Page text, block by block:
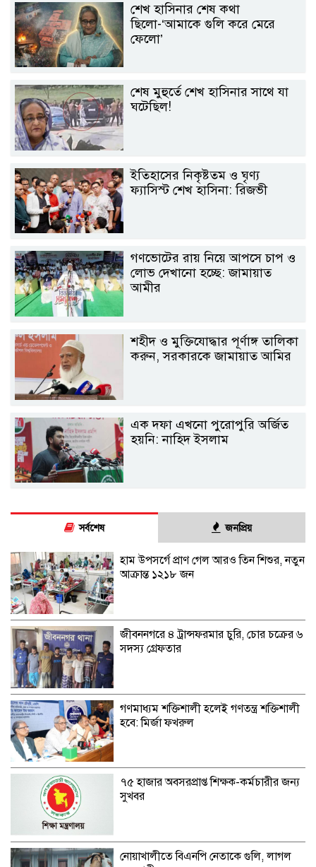
শেখ হাসিনার শেষ কথা
ছিলো-‘আমাকে গুলি করে মেরে
ফেলো’
শেষ মুহুর্তে শেখ হাসিনার সাথে যা
ঘটেছিল!
ইতিহাসের নিকৃষ্টতম ও ঘৃণ্য
ফ্যাসিস্ট শেখ হাসিনা: রিজভী
গণভোটের রায় নিয়ে আপসে চাপ ও
লোভ দেখানো হচ্ছে: জামায়াত
আমীর
শহীদ ও মুক্তিযোদ্ধার পূর্ণাঙ্গ তালিকা
করুন, সরকারকে জামায়াত আমির
এক দফা এখনো পুরোপুরি অর্জিত
হয়নি: নাহিদ ইসলাম
সর্বশেষ জনপ্রিয়
হাম উপসর্গে প্রাণ গেল আরও তিন শিশুর, নতুন
আক্রান্ত ১২১৮ জন
জীবননগরে ৪ ট্রান্সফরমার চুরি, চোর চক্রের ৬
সদস্য গ্রেফতার
গণমাধ্যম শক্তিশালী হলেই গণতন্ত্র শক্তিশালী
হবে: মির্জা ফখরুল
৭৫ হাজার অবসরপ্রাপ্ত শিক্ষক-কর্মচারীর জন্য
সুখবর
নোয়াখালীতে বিএনপি নেতাকে গুলি, লাগল